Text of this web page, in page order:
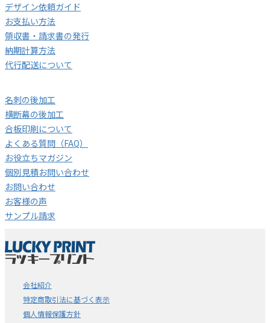
デザイン依頼ガイド
お支払い方法
領収書・請求書の発行
納期計算方法
代行配送について
名刺の後加工
横断幕の後加工
合板印刷について
よくある質問（FAQ）
お役立ちマガジン
個別見積お問い合わせ
お問い合わせ
お客様の声
サンプル請求
会社紹介
特定商取引法に基づく表示
個人情報保護方針